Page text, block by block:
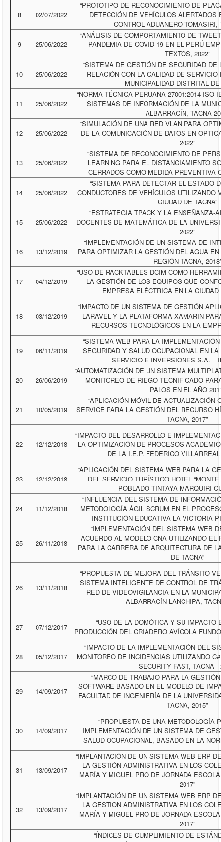
8 02/07/2022
“PROTOTIPO DE RECONOCIMIENTO DE
DETECCIÓN DE VEHÍCULOS ALERTADOS
CONTROL ADUANERO TOMASIRI,
9 25/06/2022
“ANÁLISIS DE COMPORTAMIENTO DE
PANDEMIA DE COVID-19 EN EL PERÚ
TEXTOS, 2022”
10 25/06/2022
“SISTEMA DE GESTIÓN DE SEGURIDAD DE
RELACIÓN CON LA CALIDAD DE
MUNICIPALIDAD DISTRITAL DE
11 25/06/2022
“NORMA TÉCNICA PERUANA 27001:2014 ISO-
SISTEMAS DE INFORMACIÓN DE LA
ALBARRACÍN, TACNA
12 25/06/2022
“SIMULACIÓN DE UNA RED VLAN PARA
DE LA COMUNICACIÓN DE DATOS EN
2022”
13 25/06/2022
“SISTEMA DE RECONOCIMIENTO DE
LEARNING PARA EL DISTANCIAMIENTO
CERRADOS COMO MEDIDA PREVENTIVA
14 25/06/2022
“SISTEMA PARA DETECTAR EL ESTADO
CONDUCTORES DE VEHÍCULOS UTILIZANDO
CIUDAD DE TACNA”
15 25/06/2022
“ESTRATEGIA TPACK Y LA ENSEÑANZA-
DOCENTES DE MATEMÁTICA DE LA
2022”
16 13/12/2019
“IMPLEMENTACIÓN DE UN SISTEMA DE
PARA OPTIMIZAR LA GESTIÓN DEL AGUA
REGIÓN TACNA, 2018”
17 04/12/2019
“USO DE RACKTABLES DCIM COMO
LA GESTIÓN DE LOS EQUIPOS QUE
EMPRESA ELÉCTRICA EN LA CIUDAD
18 03/12/2019
“IMPACTO DE UN SISTEMA DE GESTIÓN
LARAVEL Y LA PLATAFORMA XAMARIN
RECURSOS TECNOLÓGICOS EN LA
19 06/11/2019
“SISTEMA WEB PARA LA
SEGURIDAD Y SALUD OCUPACIONAL EN
SERVICIO E INVERSIONES S.A. –
20 26/06/2019
“AUTOMATIZACIÓN DE UN SISTEMA
MONITOREO DE RIEGO TECNIFICADO
PALOS EN EL AÑO
21 10/05/2019
“APLICACIÓN MÓVIL DE ACTUALIZACIÓN
SERVICE PARA LA GESTIÓN DEL RECURSO
TACNA, 2017”
22 12/12/2018
“IMPACTO DEL DESARROLLO E
LA OPTIMIZACIÓN DE PROCESOS
DE LA I.E.P. FEDERICO
23 12/12/2018
“APLICACIÓN DEL SISTEMA WEB PARA LA
DEL SERVICIO TURÍSTICO HOTEL
POBLADO TINTAYA MARQUIRI-
24 11/12/2018
“INFLUENCIA DEL SISTEMA DE
METODOLOGÍA ÁGIL SCRUM EN EL
INSTITUCIÓN EDUCATIVA LA VICTORIA
25 26/11/2018
“IMPLEMENTACIÓN DEL SISTEMA WEB
ACUERDO AL MODELO CNA UTILIZANDO EL
PARA LA CARRERA DE ARQUITECTURA DE
DE TACNA”
26 13/11/2018
“PROPUESTA DE MEJORA DEL TRÁNSITO
SISTEMA INTELIGENTE DE CONTROL DE
RED DE VIDEOVIGILANCIA EN LA
ALBARRACÍN LANCHIPA,
27 07/12/2017
“USO DE LA DOMÓTICA Y SU IMPACTO
PRODUCCIÓN DEL CRIADERO AVÍCOLA
28 05/12/2017
“IMPACTO DE LA IMPLEMENTACIÓN DEL
MONITOREO DE INCIDENCIAS UTILIZANDO
SECURITY FAST, TACNA -
29 14/09/2017
“MARCO DE TRABAJO PARA LA
SOFTWARE BASADO EN EL MODELO DE
FACULTAD DE INGENIERÍA DE LA
TACNA, 2015”
30 14/09/2017
“PROPUESTA DE UNA METODOLOGÍA
IMPLEMENTACIÓN DE UN SISTEMA DE
SALUD OCUPACIONAL, BASADO EN LA
31 13/09/2017
“IMPLANTACIÓN DE UN SISTEMA WEB ERP
LA GESTIÓN ADMINISTRATIVA EN LOS
MARÍA Y MIGUEL PRO DE JORNADA
2017”
32 13/09/2017
“IMPLANTACIÓN DE UN SISTEMA WEB ERP
LA GESTIÓN ADMINISTRATIVA EN LOS
MARÍA Y MIGUEL PRO DE JORNADA
2017”
“ÍNDICES DE CUMPLIMIENTO DE